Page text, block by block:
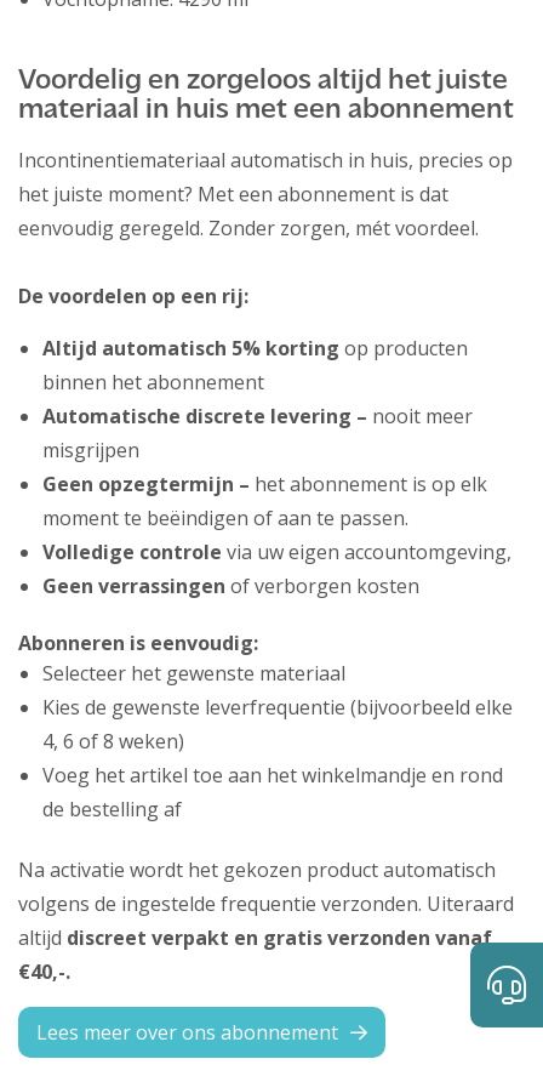
Voordelig en zorgeloos altijd het juiste
materiaal in huis met een abonnement
Incontinentiemateriaal automatisch in huis, precies op
het juiste moment? Met een abonnement is dat
eenvoudig geregeld. Zonder zorgen, mét voordeel.
De voordelen op een rij:
Altijd automatisch 5% korting op producten
binnen het abonnement
Automatische discrete levering – nooit meer
misgrijpen
Geen opzegtermijn – het abonnement is op elk
moment te beëindigen of aan te passen.
Volledige controle via uw eigen accountomgeving,
Geen verrassingen of verborgen kosten
Abonneren is eenvoudig:
Selecteer het gewenste materiaal
Kies de gewenste leverfrequentie (bijvoorbeeld elke
4, 6 of 8 weken)
Voeg het artikel toe aan het winkelmandje en rond
de bestelling af
Na activatie wordt het gekozen product automatisch
volgens de ingestelde frequentie verzonden. Uiteraard
altijd discreet verpakt en gratis verzonden vanaf
€40,-.
Lees meer over ons abonnement